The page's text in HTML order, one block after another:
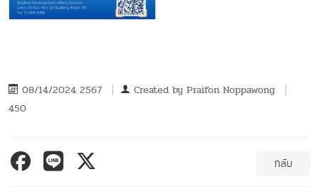
08/14/2024 2567 Created by Praifon Noppawong
450
กลับ